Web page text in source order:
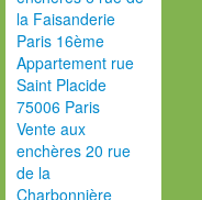
la Faisanderie
Paris 16ème
Appartement rue
Saint Placide
75006 Paris
Vente aux
enchères 20 rue
de la
Charbonnière